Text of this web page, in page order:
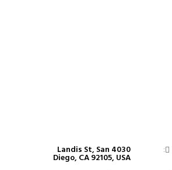
4030 Landis St, San
Diego, CA 92105, USA